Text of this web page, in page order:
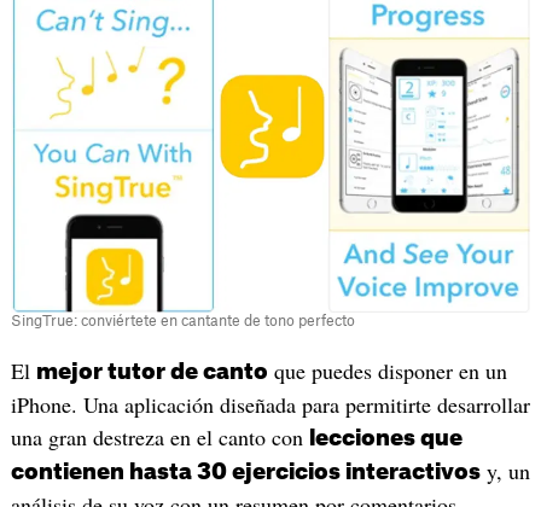
SingTrue: conviértete en cantante de tono perfecto
‎El mejor tutor de canto que puedes disponer en un
iPhone. Una aplicación diseñada para permitirte desarrollar
una gran destreza en el canto con lecciones que
contienen hasta 30 ejercicios interactivosy, un